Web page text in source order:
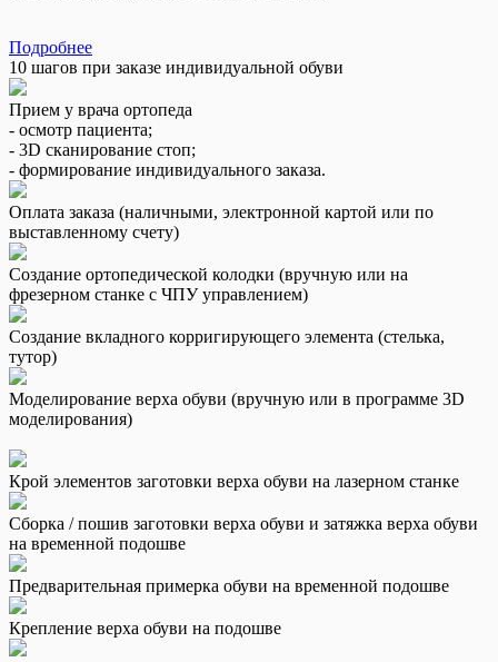
Подробнее
10 шагов при заказе индивидуальной обуви
Прием у врача ортопеда
- осмотр пациента;
- 3D сканирование стоп;
- формирование индивидуального заказа.
Оплата заказа (наличными, электронной картой или по
выставленному счету)
Создание ортопедической колодки (вручную или на
фрезерном станке с ЧПУ управлением)
Создание вкладного корригирующего элемента (стелька,
тутор)
Моделирование верха обуви (вручную или в программе 3D
моделирования)
Крой элементов заготовки верха обуви на лазерном станке
Сборка / пошив заготовки верха обуви и затяжка верха обуви
на временной подошве
Предварительная примерка обуви на временной подошве
Крепление верха обуви на подошве